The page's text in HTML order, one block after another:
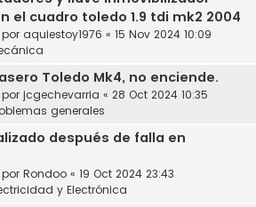
el cuadro toledo 1.9 tdi mk2 2004
aquiestoy1976 « 15 Nov 2024 10:09
Toledo Mk4, no enciende.
jcgechevarria « 28 Oct 2024 10:35
generales
después de falla en
Rondoo « 19 Oct 2024 23:43
y Electrónica